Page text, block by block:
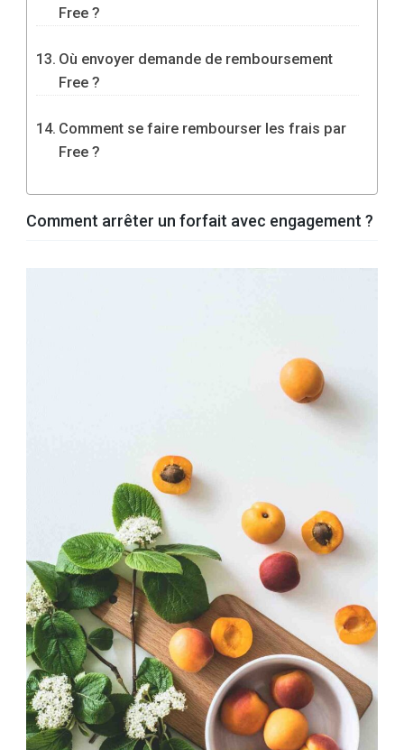
Free ?
Où envoyer demande de remboursement
Free ?
Comment se faire rembourser les frais par
Free ?
Comment arrêter un forfait avec engagement ?